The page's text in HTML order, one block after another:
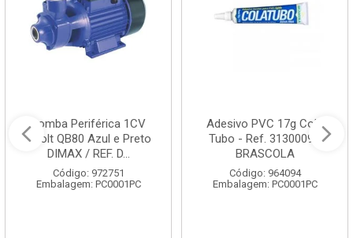
Bomba Periférica 1CV
Bivolt QB80 Azul e Preto
DIMAX / REF. D...
Código: 972751
Embalagem: PC0001PC
Adesivo PVC 17g Cola
Tubo - Ref. 3130009 -
BRASCOLA
Código: 964094
Embalagem: PC0001PC